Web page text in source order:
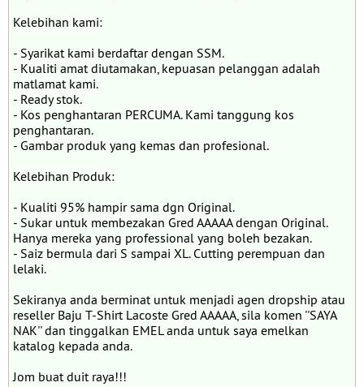
Kelebihan kami:
- Syarikat kami berdaftar dengan SSM.
- Kualiti amat diutamakan, kepuasan pelanggan adalah
matlamat kami.
- Ready stok.
- Kos penghantaran PERCUMA. Kami tanggung kos
penghantaran.
- Gambar produk yang kemas dan profesional.
Kelebihan Produk:
- Kualiti 95% hampir sama dgn Original.
- Sukar untuk membezakan Gred AAAAA dengan Original.
Hanya mereka yang professional yang boleh bezakan.
- Saiz bermula dari S sampai XL. Cutting perempuan dan
lelaki.
Sekiranya anda berminat untuk menjadi agen dropship atau
reseller Baju T-Shirt Lacoste Gred AAAAA, sila komen ''SAYA
NAK'' dan tinggalkan EMEL anda untuk saya emelkan
katalog kepada anda.
Jom buat duit raya!!!